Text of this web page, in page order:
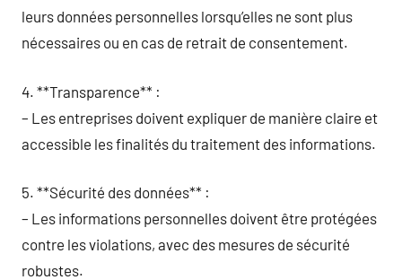
leurs données personnelles lorsqu’elles ne sont plus
nécessaires ou en cas de retrait de consentement.
4. **Transparence** :
– Les entreprises doivent expliquer de manière claire et
accessible les finalités du traitement des informations.
5. **Sécurité des données** :
– Les informations personnelles doivent être protégées
contre les violations, avec des mesures de sécurité
robustes.